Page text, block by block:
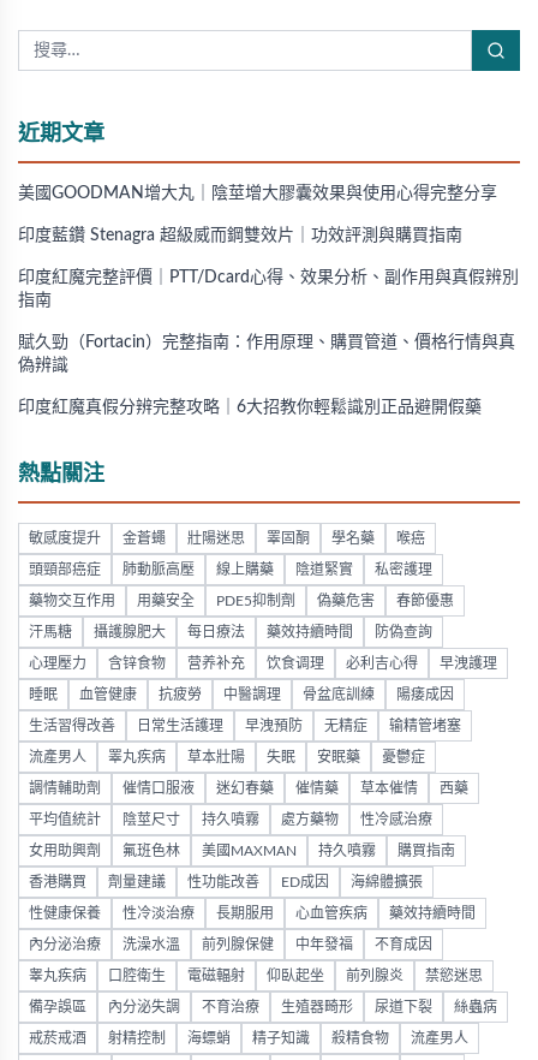
近期文章
美國GOODMAN增大丸｜陰莖增大膠囊效果與使用心得完整分享
印度藍鑽 Stenagra 超級威而鋼雙效片｜功效評測與購買指南
印度紅魔完整評價｜PTT/Dcard心得、效果分析、副作用與真假辨別
指南
賦久勁（Fortacin）完整指南：作用原理、購買管道、價格行情與真
偽辨識
印度紅魔真假分辨完整攻略｜6大招教你輕鬆識別正品避開假藥
熱點關注
敏感度提升 金蒼蠅 壯陽迷思 睪固酮 學名藥 喉癌
頭頸部癌症 肺動脈高壓 線上購藥 陰道緊實 私密護理
藥物交互作用 用藥安全 PDE5抑制劑 偽藥危害 春節優惠
汗馬糖 攝護腺肥大 每日療法 藥效持續時間 防偽查詢
心理壓力 含锌食物 营养补充 饮食调理 必利吉心得 早洩護理
睡眠 血管健康 抗疲勞 中醫調理 骨盆底訓練 陽痿成因
生活習得改善 日常生活護理 早洩預防 无精症 输精管堵塞
流產男人 睪丸疾病 草本壯陽 失眠 安眠藥 憂鬱症
調情輔助劑 催情口服液 迷幻春藥 催情藥 草本催情 西藥
平均值統計 陰莖尺寸 持久噴霧 處方藥物 性冷感治療
女用助興劑 氟班色林 美國MAXMAN 持久噴霧 購買指南
香港購買 劑量建議 性功能改善 ED成因 海綿體擴張
性健康保養 性冷淡治療 長期服用 心血管疾病 藥效持續時間
內分泌治療 洗澡水溫 前列腺保健 中年發福 不育成因
睾丸疾病 口腔衛生 電磁輻射 仰臥起坐 前列腺炎 禁慾迷思
備孕誤區 內分泌失調 不育治療 生殖器畸形 尿道下裂 絲蟲病
戒菸戒酒 射精控制 海螵蛸 精子知識 殺精食物 流產男人